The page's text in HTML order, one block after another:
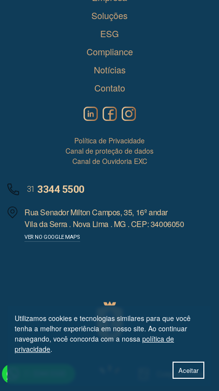
Soluções
ESG
Compliance
Notícias
Contato
Política de Privacidade
Canal de proteção de dados
Canal de Ouvidoria EXC
31 3344 5500
Rua Senador Milton Campos, 35, 16º andar
Vila da Serra . Nova Lima . MG . CEP: 34006050
VER NO GOOGLE MAPS
Cotação online
Utilizamos cookies e tecnologias similares para que você
tenha a melhor experiência em nosso site. Ao continuar
navegando, você concorda com a nossa política de
privacidade.
Aceitar